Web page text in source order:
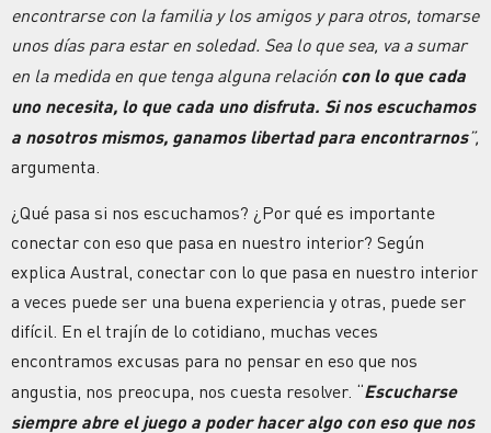
encontrarse con la familia y los amigos y para otros, tomarse
unos días para estar en soledad. Sea lo que sea, va a sumar
en la medida en que tenga alguna relación con lo que cada
uno necesita, lo que cada uno disfruta. Si nos escuchamos
a nosotros mismos, ganamos libertad para encontrarnos”,
argumenta.
¿Qué pasa si nos escuchamos? ¿Por qué es importante
conectar con eso que pasa en nuestro interior? Según
explica Austral, conectar con lo que pasa en nuestro interior
a veces puede ser una buena experiencia y otras, puede ser
difícil. En el trajín de lo cotidiano, muchas veces
encontramos excusas para no pensar en eso que nos
angustia, nos preocupa, nos cuesta resolver. “Escucharse
siempre abre el juego a poder hacer algo con eso que nos